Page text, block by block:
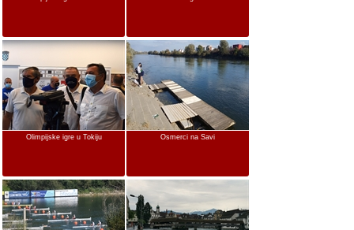
Olimpijske igre u Tokiju Osmerci na Savi